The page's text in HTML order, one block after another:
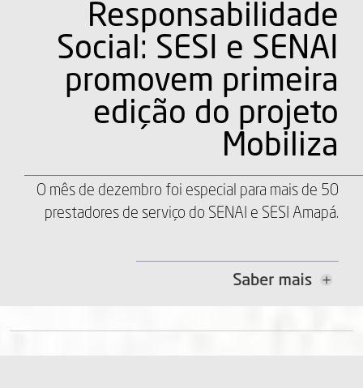
Responsabilidade
Social: SESI e SENAI
promovem primeira
edição do projeto
Mobiliza
O mês de dezembro foi especial para mais de 50
prestadores de serviço do SENAI e SESI Amapá.